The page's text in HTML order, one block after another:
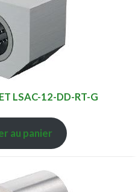
LSAC-12-DD-RT-G
au panier